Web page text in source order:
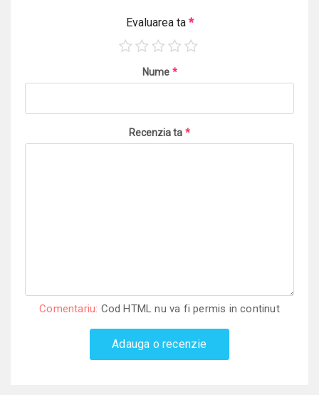
Evaluarea ta *
Nume *
Recenzia ta *
Comentariu: Cod HTML nu va fi permis in continut
Adauga o recenzie